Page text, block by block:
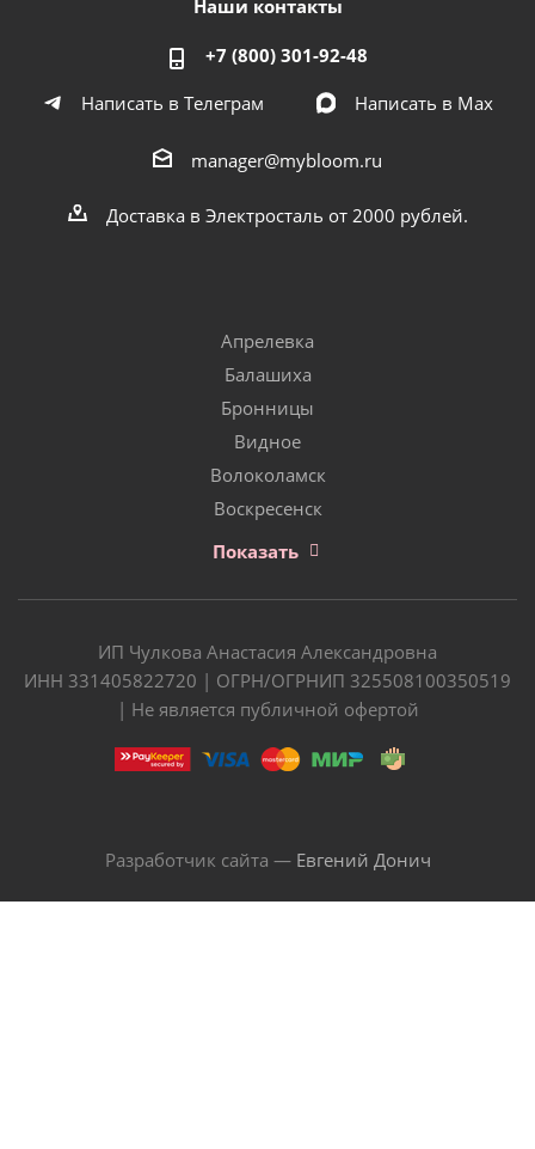
Наши контакты
+7 (800) 301-92-48
Написать в Телеграм
Написать в Мах
manager@mybloom.ru
Доставка в Электросталь от 2000 рублей.
Апрелевка
Балашиха
Бронницы
Видное
Волоколамск
Воскресенск
Показать
ИП Чулкова Анастасия Александровна
ИНН 331405822720 | ОГРН/ОГРНИП 325508100350519
| Не является публичной офертой
Разработчик сайта — Евгений Донич